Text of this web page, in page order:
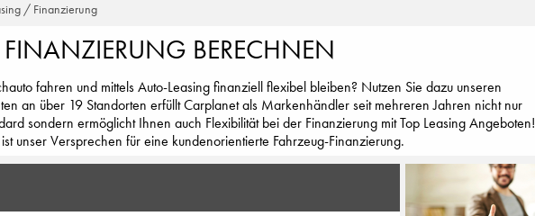
/ Finanzierung
BERECHNEN
fahren und mittels Auto-Leasing finanziell flexibel bleiben? Nutzen Sie dazu unseren
an über 19 Standorten erfüllt Carplanet als Markenhändler seit mehreren Jahren nicht nur
sondern ermöglicht Ihnen auch Flexibilität bei der Finanzierung mit Top Leasing Angeboten!
unser Versprechen für eine kundenorientierte Fahrzeug-Finanzierung.